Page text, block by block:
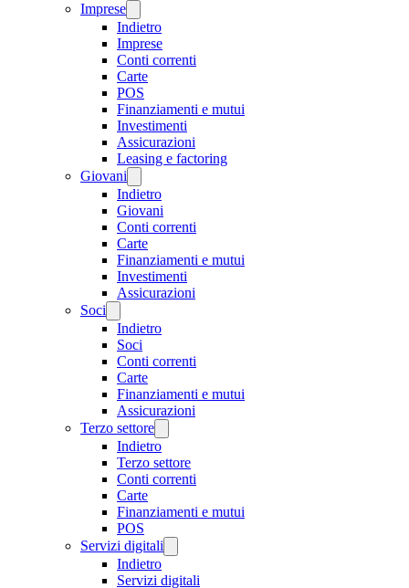
Imprese
Indietro
Imprese
Conti correnti
Carte
POS
Finanziamenti e mutui
Investimenti
Assicurazioni
Leasing e factoring
Giovani
Indietro
Giovani
Conti correnti
Carte
Finanziamenti e mutui
Investimenti
Assicurazioni
Soci
Indietro
Soci
Conti correnti
Carte
Finanziamenti e mutui
Assicurazioni
Terzo settore
Indietro
Terzo settore
Conti correnti
Carte
Finanziamenti e mutui
POS
Servizi digitali
Indietro
Servizi digitali